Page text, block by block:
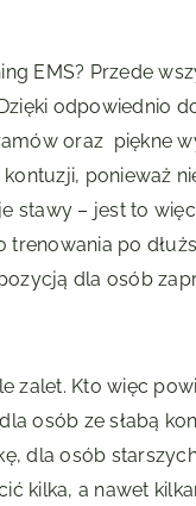
EMS? Przede
odpowiednio
oraz piękne
ponieważ
stawy – jest to
po
dla osób
zalet. Kto więc
osób ze słabą
dla osób
kilka, a nawet